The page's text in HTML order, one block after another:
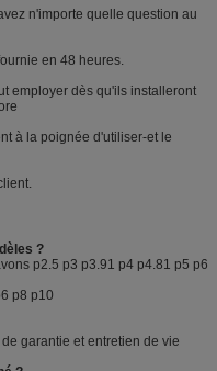
n'importe quelle question au
en 48 heures.
employer dès qu'ils installeront
à la poignée d'utiliser-et le
?
p2.5 p3 p3.91 p4 p4.81 p5 p6
p8 p10
garantie et entretien de vie